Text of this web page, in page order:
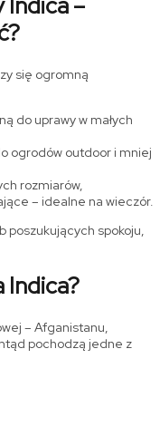
się ogromną
do uprawy w małych
ogrodów outdoor i mniej
rozmiarów,
– idealne na wieczór.
poszukujących spokoju,
– Afganistanu,
pochodzą jedne z